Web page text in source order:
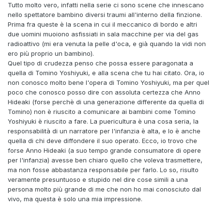
secondo punto: l'autore. Ovviamente questa è l'opera di un
autore che parlava ai bambini del suo paese in base lle sue
idee, le sue convinzioni. Come ho forse già scritto, Anno
dichiara esplicitamente di avere fatto la serie di Fushigi no
Umi no Nadia per "riportare l'idea di morte
nell'intrattenimento animato per bambini", poiché "nel 1990
la morte era già scomparsa dai programi per bambini".
Tutto molto vero, infatti nella serie ci sono scene che innescano
nello spettatore bambino diversi traumi all'interno della finzione.
Prima fra queste è la scena in cui il meccanico di bordo e altri
due uomini muoiono asfissiati in sala macchine per via del gas
radioattivo (mi era venuta la pelle d'oca, e già quando la vidi non
ero più proprio un bambino).
Quel tipo di crudezza penso che possa essere paragonata a
quella di Tomino Yoshiyuki, e alla scena che tu hai citato. Ora, io
non conosco molto bene l'opera di Tomino Yoshiyuki, ma per quel
poco che conosco posso dire con assoluta certezza che Anno
Hideaki (forse perchè di una generazione differente da quella di
Tomino) non è riuscito a comunicare ai bambini come Tomino
Yoshiyuki è riuscito a fare. La puericultura è una cosa seria, la
responsabilità di un narratore per l'infanzia è alta, e lo è anche
quella di chi deve diffondere il suo operato. Ecco, io trovo che
forse Anno Hideaki (a suo tempo grande consumatore di opere
per l'infanzia) avesse ben chiaro quello che voleva trasmettere,
ma non fosse abbastanza responsabile per farlo. Lo so, risulto
veramente presuntuoso e stupido nel dire cose simili a una
persona molto più grande di me che non ho mai conosciuto dal
vivo, ma questa è solo una mia impressione.